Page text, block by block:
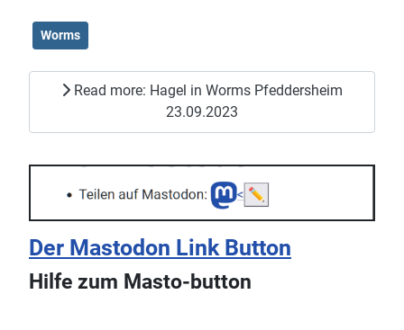
Worms
Read more: Hagel in Worms Pfeddersheim
23.09.2023
Der Mastodon Link Button
Hilfe zum Masto-button